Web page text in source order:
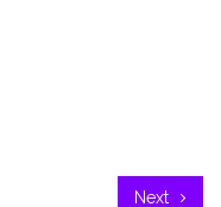
Next